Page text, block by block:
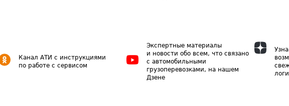
Канал АТИ с инструкциями
по работе с сервисом
Экспертные материалы
и новости обо всем, что связано
с автомобильными
грузоперевозками, на нашем
Дзене